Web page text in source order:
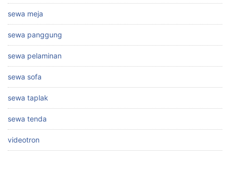
sewa meja
sewa panggung
sewa pelaminan
sewa sofa
sewa taplak
sewa tenda
videotron